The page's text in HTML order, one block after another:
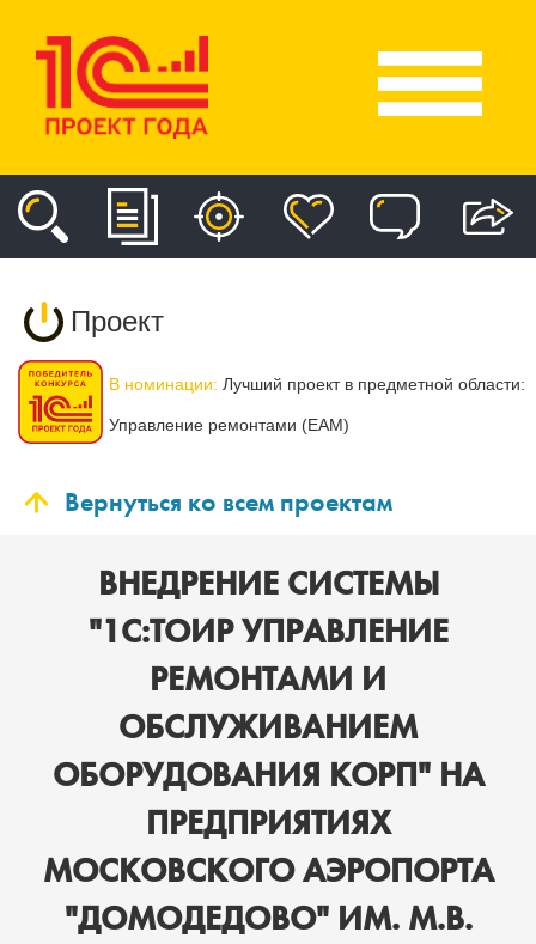
Проект
В номинации: Лучший проект в предметной области:
Управление ремонтами (EAM)
Вернуться ко всем проектам
ВНЕДРЕНИЕ СИСТЕМЫ
"1С:ТОИР УПРАВЛЕНИЕ
РЕМОНТАМИ И
ОБСЛУЖИВАНИЕМ
ОБОРУДОВАНИЯ КОРП" НА
ПРЕДПРИЯТИЯХ
МОСКОВСКОГО АЭРОПОРТА
"ДОМОДЕДОВО" ИМ. М.В.